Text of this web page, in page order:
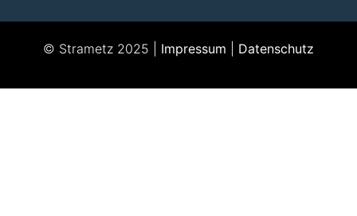
© Strametz 2025 | Impressum Datenschutz